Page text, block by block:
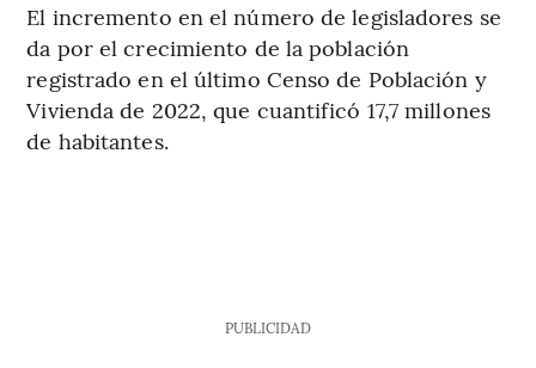
El incremento en el número de legisladores se
da por el crecimiento de la población
registrado en el último Censo de Población y
Vivienda de 2022, que cuantificó 17,7 millones
de habitantes.
PUBLICIDAD